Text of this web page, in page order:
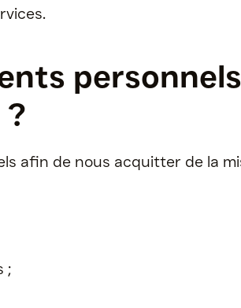
personnels
afin de nous acquitter de la
;